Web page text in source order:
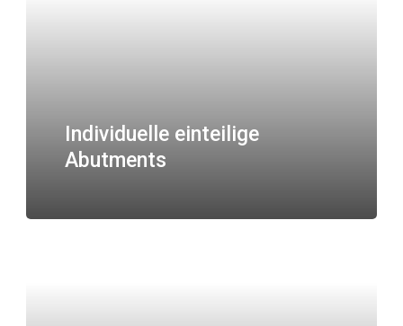
Individuelle einteilige
Abutments